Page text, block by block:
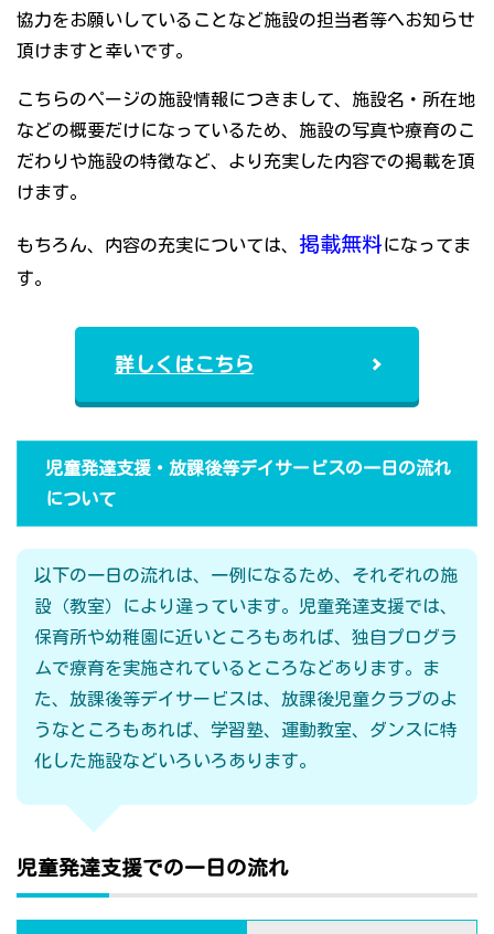
協力をお願いしていることなど施設の担当者等へお知らせ
頂けますと幸いです。
こちらのページの施設情報につきまして、施設名・所在地
などの概要だけになっているため、施設の写真や療育のこ
だわりや施設の特徴など、より充実した内容での掲載を頂
けます。
もちろん、内容の充実については、 掲載無料になってま
す。
詳しくはこちら
児童発達支援・放課後等デイサービスの一日の流れ
について
以下の一日の流れは、一例になるため、それぞれの施
設（教室）により違っています。児童発達支援では、
保育所や幼稚園に近いところもあれば、独自プログラ
ムで療育を実施されているところなどあります。ま
た、放課後等デイサービスは、放課後児童クラブのよ
うなところもあれば、学習塾、運動教室、ダンスに特
化した施設などいろいろあります。
児童発達支援での一日の流れ